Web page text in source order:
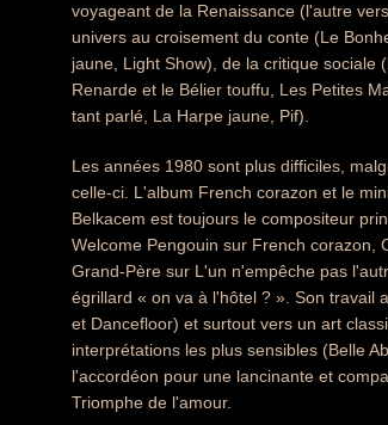
voyageant de la Renaissance (l'autre
univers au croisement du conte (Le
jaune, Light Show), de la critique sociale
Renarde et le Bélier touffu, Les Petites
tant parlé, La Harpe jaune, Pif).
Les années 1980 sont plus difficiles,
celle-ci. L'album French corazon et le
Belkacem est toujours le compositeur
Welcome Pengouin sur French corazon,
Grand-Père sur L'un n'empêche pas
égrillard « on va à l'hôtel ? ». Son travail
et Dancefloor) et surtout vers un art
interprétations les plus sensibles (Belle
l'accordéon pour une lancinante et
Triomphe de l'amour.